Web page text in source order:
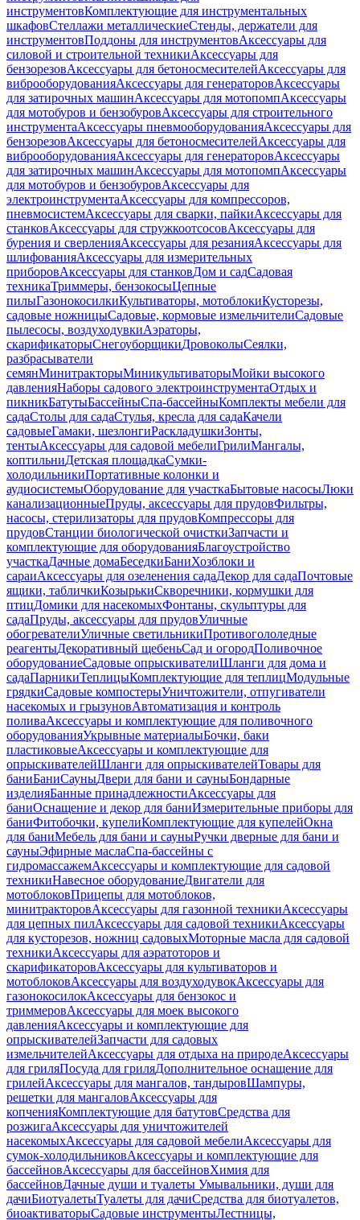
инструментовКомплектующие для инструментальных
шкафовСтеллажи металлическиеСтенды, держатели для
инструментовПоддоны для инструментовАксессуары для
силовой и строительной техникиАксессуары для
бензорезовАксессуары для бетоносмесителейАксессуары для
виброоборудованияАксессуары для генераторовАксессуары
для затирочных машинАксессуары для мотопомпАксессуары
для мотобуров и бензобуровАксессуары для строительного
инструментаАксессуары пневмооборудованияАксессуары для
бензорезовАксессуары для бетоносмесителейАксессуары для
виброоборудованияАксессуары для генераторовАксессуары
для затирочных машинАксессуары для мотопомпАксессуары
для мотобуров и бензобуровАксессуары для
электроинструментаАксессуары для компрессоров,
пневмосистемАксессуары для сварки, пайкиАксессуары для
станковАксессуары для стружкоотсосовАксессуары для
бурения и сверленияАксессуары для резанияАксессуары для
шлифованияАксессуары для измерительных
приборовАксессуары для станковДом и садСадовая
техникаТриммеры, бензокосыЦепные
пилыГазонокосилкиКультиваторы, мотоблокиКусторезы,
садовые ножницыСадовые, кормовые измельчителиСадовые
пылесосы, воздуходувкиАэраторы,
скарификаторыСнегоуборщикиДровоколыСеялки,
разбрасыватели
семянМинитракторыМиникультиваторыМойки высокого
давленияНаборы садового электроинструментаОтдых и
пикникБатутыБассейныСпа-бассейныКомплекты мебели для
садаСтолы для садаСтулья, кресла для садаКачели
садовыеГамаки, шезлонгиРаскладушкиЗонты,
тентыАксессуары для садовой мебелиГрилиМангалы,
коптильниДетская площадкаСумки-
холодильникиПортативные колонки и
аудиосистемыОборудование для участкаБытовые насосыЛюки
канализационныеПруды, аксессуары для прудовФильтры,
насосы, стерилизаторы для прудовКомпрессоры для
прудовСтанции биологической очисткиЗапчасти и
комплектующие для оборудованияБлагоустройство
участкаДачные домаБеседкиБаниХозблоки и
сараиАксессуары для озеленения садаДекор для садаПочтовые
ящики, табличкиКозырькиСкворечники, кормушки для
птицДомики для насекомыхФонтаны, скульптуры для
садаПруды, аксессуары для прудовУличные
обогревателиУличные светильникиПротивогололедные
реагентыДекоративный щебеньСад и огородПоливочное
оборудованиеСадовые опрыскивателиШланги для дома и
садаПарникиТеплицыКомплектующие для теплицМодульные
грядкиСадовые компостерыУничтожители, отпугиватели
насекомых и грызуновАвтоматизация и контроль
поливаАксессуары и комплектующие для поливочного
оборудованияУкрывные материалыБочки, баки
пластиковыеАксессуары и комплектующие для
опрыскивателейШланги для опрыскивателейТовары для
баниБаниСауныДвери для бани и сауныБондарные
изделияБанные принадлежностиАксессуары для
баниОснащение и декор для баниИзмерительные приборы для
баниФитобочки, купелиКомплектующие для купелейОкна
для баниМебель для бани и сауныРучки дверные для бани и
сауныЭфирные маслаСпа-бассейны с
гидромассажемАксессуары и комплектующие для садовой
техникиНавесное оборудованиеДвигатели для
мотоблоковПрицепы для мотоблоков,
минитракторовАксессуары для газонной техникиАксессуары
для цепных пилАксессуары для садовой техникиАксессуары
для кусторезов, ножниц садовыхМоторные масла для садовой
техникиАксессуары для аэратоторов и
скарификаторовАксессуары для культиваторов и
мотоблоковАксессуары для воздуходувокАксессуары для
газонокосилокАксессуары для бензокос и
триммеровАксессуары для моек высокого
давленияАксессуары и комплектующие для
опрыскивателейЗапчасти для садовых
измельчителейАксессуары для отдыха на природеАксессуары
для гриляПосуда для гриляДополнительное оснащение для
грилейАксессуары для мангалов, тандыровШампуры,
решетки для мангаловАксессуары для
копченияКомплектующие для батутовСредства для
розжигаАксессуары для уничтожителей
насекомыхАксессуары для садовой мебелиАксессуары для
сумок-холодильниковАксессуары и комплектующие для
бассейновАксессуары для бассейновХимия для
бассейновДачные души и туалеты Умывальники, души для
дачиБиотуалетыТуалеты для дачиСредства для биотуалетов,
биоактиваторыСадовые инструментыЛестницы,